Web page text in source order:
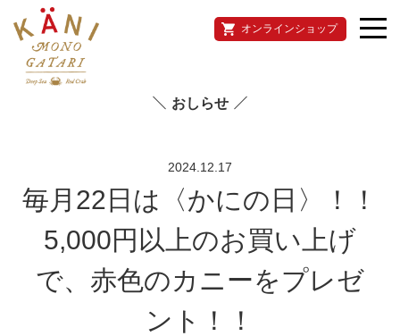
オンラインショップ
おしらせ
2024.12.17
毎月22日は〈かにの日〉！！
5,000円以上のお買い上げ
で、赤色のカニーをプレゼ
ント！！